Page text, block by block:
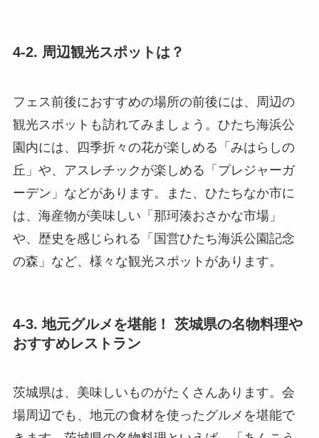
4-2. 周辺観光スポットは？
フェス前後におすすめの場所の前後には、周辺の
観光スポットも訪れてみましょう。ひたち海浜公
園内には、四季折々の花が楽しめる「みはらしの
丘」や、アスレチックが楽しめる「プレジャーガ
ーデン」などがあります。また、ひたちなか市に
は、海産物が美味しい「那珂湊おさかな市場」
や、歴史を感じられる「国営ひたち海浜公園記念
の森」など、様々な観光スポットがあります。
4-3. 地元グルメを堪能！ 茨城県の名物料理や
おすすめレストラン
茨城県は、美味しいものがたくさんあります。会
場周辺でも、地元の食材を使ったグルメを堪能で